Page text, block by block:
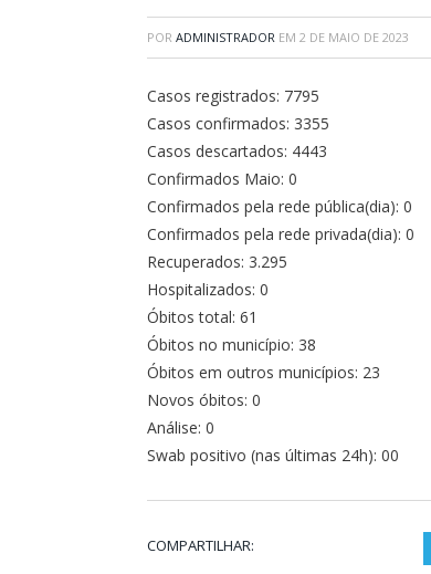
POR ADMINISTRADOR EM 2 DE MAIO DE 2023
Casos registrados: 7795
Casos confirmados: 3355
Casos descartados: 4443
Confirmados Maio: 0
Confirmados pela rede pública(dia): 0
Confirmados pela rede privada(dia): 0
Recuperados: 3.295
Hospitalizados: 0
Óbitos total: 61
Óbitos no município: 38
Óbitos em outros municípios: 23
Novos óbitos: 0
Análise: 0
Swab positivo (nas últimas 24h): 00
COMPARTILHAR: